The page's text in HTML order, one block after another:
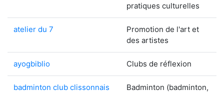
pratiques culturelles
atelier du 7
Promotion de l'art et
des artistes
ayogbiblio Clubs de réflexion
badminton club clissonnais
Badminton (badminton,